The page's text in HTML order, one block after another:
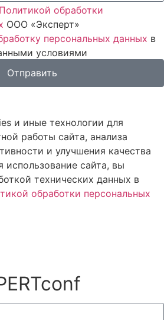
Политикой обработки
ООО «Эксперт»
персональных данных в
условиями
Отправить
и иные технологии для
работы сайта, анализа
и улучшения качества
сайта, вы
технических данных в
обработки персональных